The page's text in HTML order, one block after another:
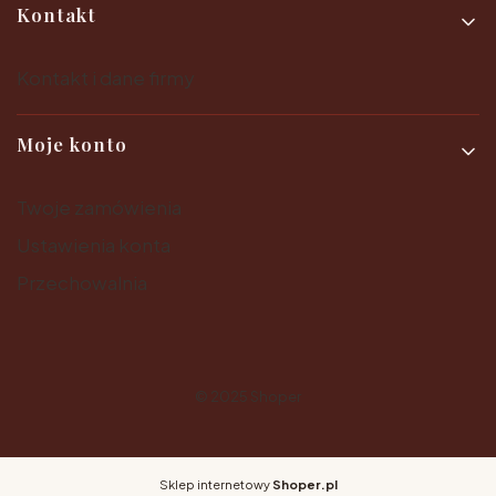
Kontakt
Moje konto
Sklep internetowy Shoper.pl